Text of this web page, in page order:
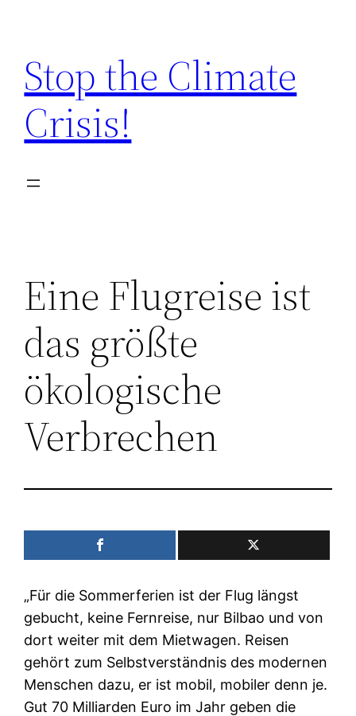
springen
Stop the Climate
Crisis!
Eine Flugreise ist
das größte
ökologische
Verbrechen
„Für die Sommerferien ist der Flug längst
gebucht, keine Fernreise, nur Bilbao und von
dort weiter mit dem Mietwagen. Reisen
gehört zum Selbstverständnis des modernen
Menschen dazu, er ist mobil, mobiler denn je.
Gut70 Milliarden Euro im Jahr geben die